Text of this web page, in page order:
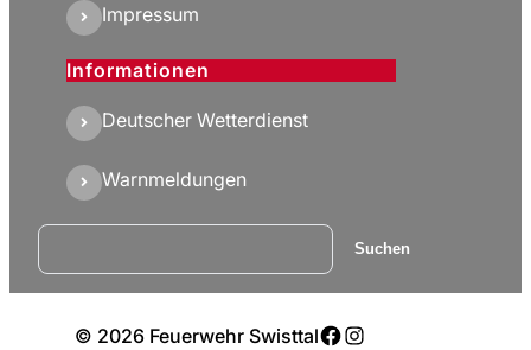
Impressum
Informationen
Deutscher Wetterdienst
Warnmeldungen
Suchen Suchen
© 2026 Feuerwehr SwisttalFacebook
Instagram